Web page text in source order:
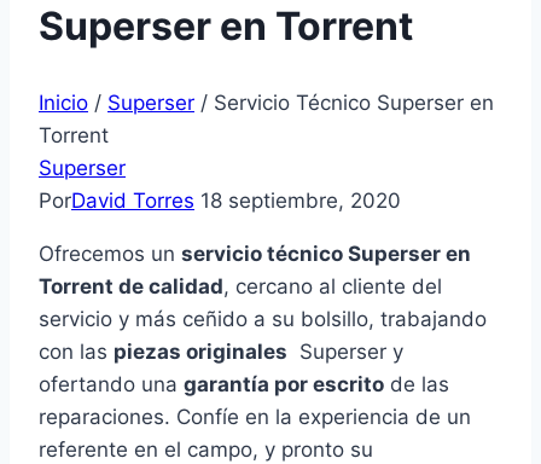
Superser en Torrent
Inicio / Superser / Servicio Técnico Superser en
Torrent
Superser
PorDavid Torres 18 septiembre, 2020
Ofrecemos un servicio técnico Superser en
Torrent de calidad, cercano al cliente del
servicio y más ceñido a su bolsillo, trabajando
con las piezas originales Superser y
ofertando una garantía por escrito de las
reparaciones. Confíe en la experiencia de un
referente en el campo, y pronto su